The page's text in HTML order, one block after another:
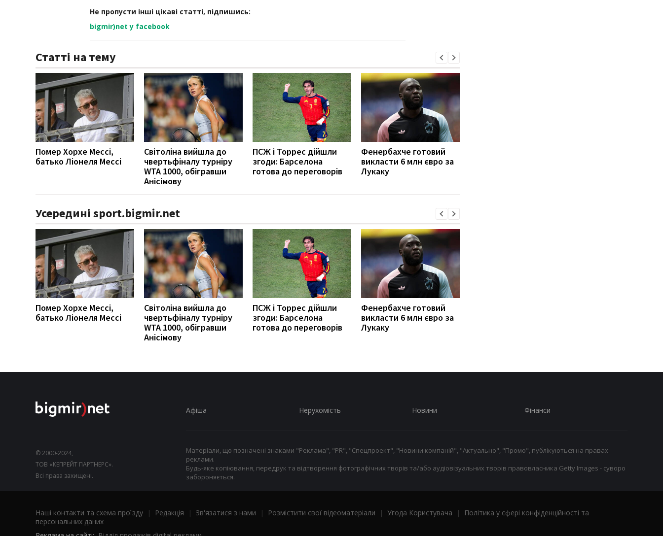
Не пропусти інші цікаві статті, підпишись:
bigmir)net у facebook
Статті на тему
Помер Хорхе Мессі,
батько Ліонеля Мессі
Світоліна вийшла до
чвертьфіналу турніру
WTA 1000, обігравши
Анісімову
ПСЖ і Торрес дійшли
згоди: Барселона
готова до переговорів
Фенербахче готовий
викласти 6 млн євро за
Лукаку
Усередині sport.bigmir.net
Помер Хорхе Мессі,
батько Ліонеля Мессі
Світоліна вийшла до
чвертьфіналу турніру
WTA 1000, обігравши
Анісімову
ПСЖ і Торрес дійшли
згоди: Барселона
готова до переговорів
Фенербахче готовий
викласти 6 млн євро за
Лукаку
© 2000-2024,
ТОВ «КЕПРЕЙТ ПАРТНЕРС».
Всі права захищені.
Афіша Нерухомість Новини Фінанси
Матеріали, що позначені знаками "Реклама", "PR", "Спецпроект", "Новини компаній", "Актуально", "Промо", публікуються на правах
реклами.
Будь-яке копіювання, передрук та відтворення фотографічних творів та/або аудіовізуальних творів правовласника Getty Images - суворо
забороняється.
Наші контакти та схема проїзду | Редакція | Зв'язатися з нами | Розмістити свої відеоматеріали | Угода Користувача |
Політика у сфері конфіденційності та
персональних даних